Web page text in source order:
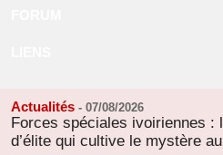
Actualités - 07/08/2026
Forces spéciales ivoiriennes :
d’élite qui cultive le mystère